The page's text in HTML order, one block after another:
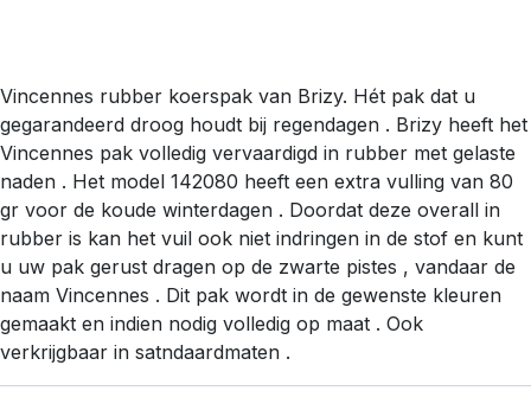
Vincennes rubber koerspak van Brizy. Hét pak dat u
gegarandeerd droog houdt bij regendagen . Brizy heeft het
Vincennes pak volledig vervaardigd in rubber met gelaste
naden . Het model 142080 heeft een extra vulling van 80
gr voor de koude winterdagen . Doordat deze overall in
rubber is kan het vuil ook niet indringen in de stof en kunt
u uw pak gerust dragen op de zwarte pistes , vandaar de
naam Vincennes . Dit pak wordt in de gewenste kleuren
gemaakt en indien nodig volledig op maat . Ook
verkrijgbaar in satndaardmaten .